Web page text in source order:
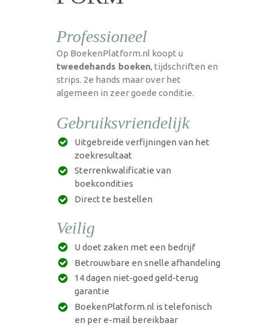
Professioneel
Op BoekenPlatform.nl koopt u
tweedehands boeken, tijdschriften en
strips. 2e hands maar over het
algemeen in zeer goede conditie.
Gebruiksvriendelijk
Uitgebreide verfijningen van het
zoekresultaat
Sterrenkwalificatie van
boekcondities
Direct te bestellen
Veilig
U doet zaken met een bedrijf
Betrouwbare en snelle afhandeling
14 dagen niet-goed geld-terug
garantie
BoekenPlatform.nl is telefonisch
en per e-mail bereikbaar